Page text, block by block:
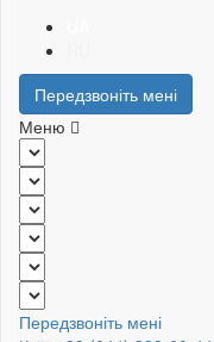
Передзвоніть мені
Меню
Передзвоніть мені